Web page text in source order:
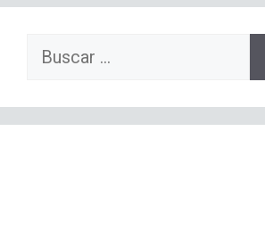
Buscar: